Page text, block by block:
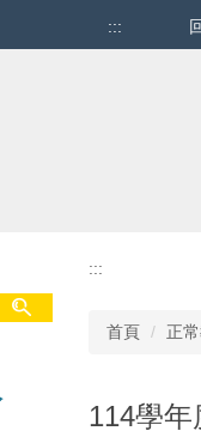
:::
:::
首頁 正
114學